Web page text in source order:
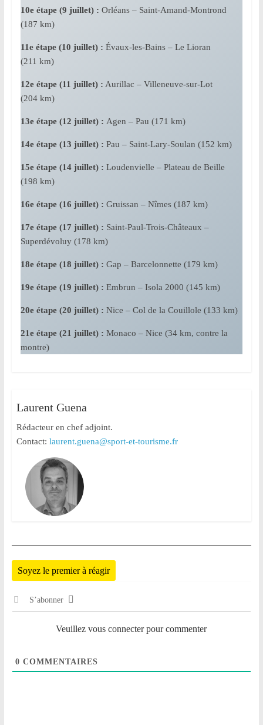
10e étape (9 juillet) : Orléans – Saint-Amand-Montrond
(187 km)
11e étape (10 juillet) : Évaux-les-Bains – Le Lioran
(211 km)
12e étape (11 juillet) : Aurillac – Villeneuve-sur-Lot
(204 km)
13e étape (12 juillet) : Agen – Pau (171 km)
14e étape (13 juillet) : Pau – Saint-Lary-Soulan (152 km)
15e étape (14 juillet) : Loudenvielle – Plateau de Beille
(198 km)
16e étape (16 juillet) : Gruissan – Nîmes (187 km)
17e étape (17 juillet) : Saint-Paul-Trois-Châteaux –
Superdévoluy (178 km)
18e étape (18 juillet) : Gap – Barcelonnette (179 km)
19e étape (19 juillet) : Embrun – Isola 2000 (145 km)
20e étape (20 juillet) : Nice – Col de la Couillole (133 km)
21e étape (21 juillet) : Monaco – Nice (34 km, contre la
montre)
Laurent Guena
Rédacteur en chef adjoint.
Contact: laurent.guena@sport-et-tourisme.fr
Soyez le premier à réagir
S’abonner
Veuillez vous connecter pour commenter
0 COMMENTAIRES